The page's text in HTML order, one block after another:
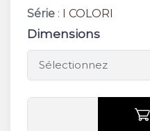
Série : I COLORI
Dimensions